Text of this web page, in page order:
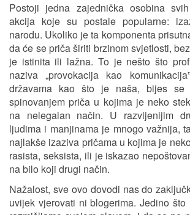
Postoji jedna zajednička osobina
akcija koje su postale popularne:
narodu. Ukoliko je ta komponenta
da će se priča širiti brzinom svjetlosti,
je istinita ili lažna. To je nešto što
naziva „provokacija kao
državama kao što je naša, bijes se
spinovanjem priča u kojima je neko
na nelegalan način. U razvijenijim
ljudima i manjinama je mnogo važnija,
najlakše izaziva pričama u kojima je
rasista, seksista, ili je iskazao
na bilo koji drugi način.
Nažalost, sve ovo dovodi nas do
uvijek vjerovati ni blogerima. Jedino što